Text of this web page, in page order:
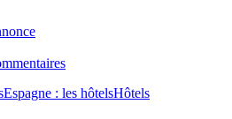
Espagne : les hôtelsHôtels